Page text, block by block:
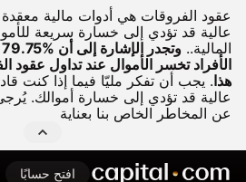
عقود الفروقات هي أدوات مالية
عالية قد تؤدي إلى خسارة سريعة
المالية..
الأفراد تخسر الأموال عند تداول عقود
هذا. يجب أن تفكر مليّا فيما إذا كنت
عالية قد تؤدي إلى خسارة أموالك.
عن المخاطر الخاص بنا بعناية
افتح حسابًا